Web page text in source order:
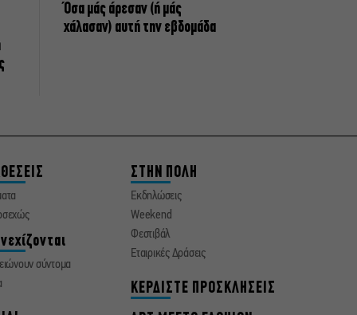
Όσα μάς άρεσαν (ή μάς
χάλασαν) αυτή την εβδομάδα
σύντομα
ΣΤΗΝ ΠΟΛΗ
Εκδηλώσεις
Weekend
Φεστιβάλ
Εταιρικές Δράσεις
ΚΕΡΔΙΣΤΕ ΠΡΟΣΚΛΗΣΕΙΣ